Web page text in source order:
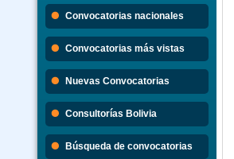
Convocatorias nacionales
Convocatorias más vistas
Nuevas Convocatorias
Consultorías Bolivia
Búsqueda de convocatorias